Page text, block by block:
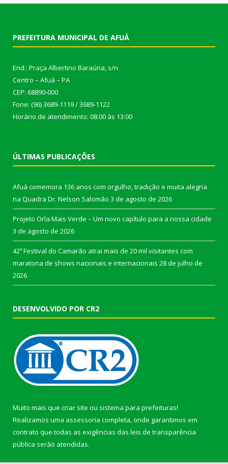
PREFEITURA MUNICIPAL DE AFUÁ
End.: Praça Albertino Baraúna, s/n
Centro – Afuá – PA
CEP: 68890-000
Fone: (96) 3689-1119 / 3689-1122
Horário de atendimento: 08:00 às 13:00
ÚLTIMAS PUBLICAÇÕES
Afuá comemora 136 anos com orgulho, tradição e muita alegria
na Quadra Dr. Nelson Salomão 3 de agosto de 2026
Projeto Orla Mais Verde – Um novo capítulo para a nossa cidade
3 de agosto de 2026
42º Festival do Camarão atrai mais de 20 mil visitantes com
maratona de shows nacionais e internacionais 28 de julho de
2026
DESENVOLVIDO POR CR2
Muito mais que criar site ou sistema para prefeituras!
Realizamos uma assessoria completa, onde garantimos em
contrato que todas as exigências das leis de transparência
pública serão atendidas.